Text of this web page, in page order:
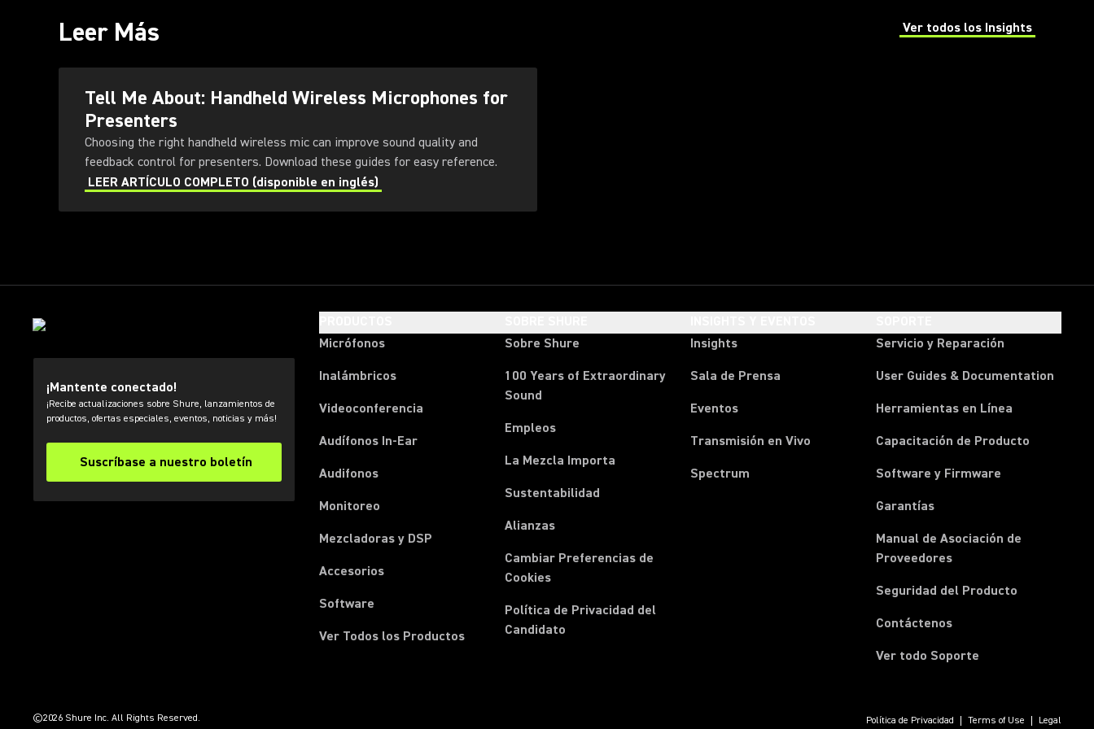
Leer Más Ver todos los Insights
(Opens in a new tab)
Tell Me About: Handheld Wireless Microphones for
Presenters
Choosing the right handheld wireless mic can improve sound quality and
feedback control for presenters. Download these guides for easy reference.
LEER ARTÍCULO COMPLETO (disponible en inglés)
¡Mantente conectado!
¡Recibe actualizaciones sobre Shure, lanzamientos de
productos, ofertas especiales, eventos, noticias y más!
Suscríbase a nuestro boletín
Micrófonos
Inalámbricos
Videoconferencia
Audífonos In-Ear
Audifonos
Monitoreo
Mezcladoras y DSP
Accesorios
Software
Ver Todos los Productos
Sobre Shure
100 Years of Extraordinary
Sound
Empleos
La Mezcla Importa
Sustentabilidad
Alianzas
Cambiar Preferencias de
Cookies
Política de Privacidad del
Candidato
Insights
Sala de Prensa
Eventos
Transmisión en Vivo
Spectrum
Servicio y Reparación
User Guides & Documentation
Herramientas en Línea
Capacitación de Producto
Software y Firmware
Garantías
Manual de Asociación de
Proveedores(Opens in a new tab)
Seguridad del Producto
Contáctenos(Opens in a new tab)
Ver todo Soporte
©2026 Shure Inc. All Rights Reserved. Política de Privacidad Terms of Use Legal